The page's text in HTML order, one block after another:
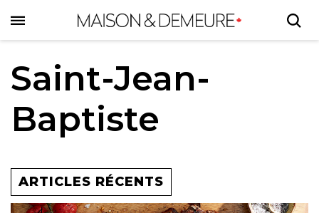
to
main
content
Saint-Jean-
Baptiste
ARTICLES RÉCENTS